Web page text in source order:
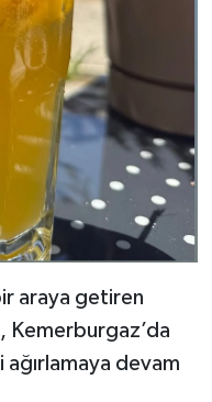
araya getiren
Kemerburgaz’da
devam